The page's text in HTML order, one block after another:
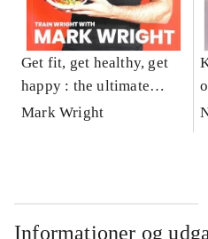
Get fit, get healthy, get
happy : the ultimate
guide to being in the best
Mark Wright
Informationer og